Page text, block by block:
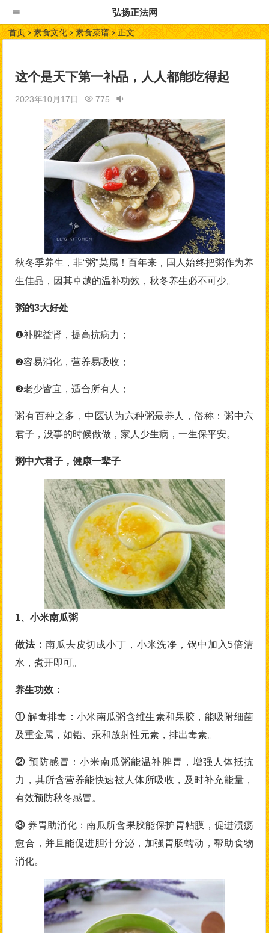
弘扬正法网
首页 素食文化 素食菜谱 正文
这个是天下第一补品，人人都能吃得起
2023年10月17日 775
秋冬季养生，非“粥”莫属！百年来，国人始终把粥作为养
生佳品，因其卓越的温补功效，秋冬养生必不可少。
粥的3大好处
❶补脾益肾，提高抗病力；
❷容易消化，营养易吸收；
❸老少皆宜，适合所有人；
粥有百种之多，中医认为六种粥最养人，俗称：粥中六
君子，没事的时候做做，家人少生病，一生保平安。
粥中六君子，健康一辈子
1、小米南瓜粥
做法 ：南瓜去皮切成小丁，小米洗净，锅中加入5倍清
水，煮开即可。
养生功效：
①解毒排毒：小米南瓜粥含维生素和果胶，能吸附细菌
及重金属，如铅、汞和放射性元素，排出毒素。
② 预防感冒：小米南瓜粥能温补脾胃，增强人体抵抗
力，其所含营养能快速被人体所吸收，及时补充能量，
有效预防秋冬感冒。
③ 养胃助消化：南瓜所含果胶能保护胃粘膜，促进溃疡
愈合，并且能促进胆汁分泌，加强胃肠蠕动，帮助食物
消化。